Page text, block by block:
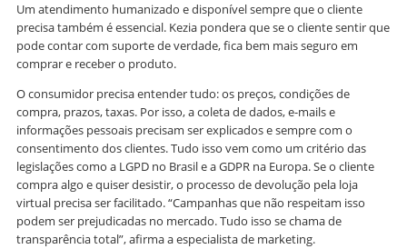
Um atendimento humanizado e disponível sempre que o cliente
precisa também é essencial. Kezia pondera que se o cliente sentir que
pode contar com suporte de verdade, fica bem mais seguro em
comprar e receber o produto.
O consumidor precisa entender tudo: os preços, condições de
compra, prazos, taxas. Por isso, a coleta de dados, e-mails e
informações pessoais precisam ser explicados e sempre com o
consentimento dos clientes. Tudo isso vem como um critério das
legislações como a LGPD no Brasil e a GDPR na Europa. Se o cliente
compra algo e quiser desistir, o processo de devolução pela loja
virtual precisa ser facilitado. “Campanhas que não respeitam isso
podem ser prejudicadas no mercado. Tudo isso se chama de
transparência total”, afirma a especialista de marketing.